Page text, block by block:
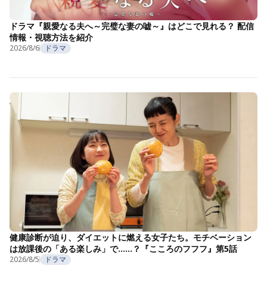
ドラマ『親愛なる夫へ～完璧な妻の嘘～』はどこで見れる？ 配信
情報・視聴方法を紹介
2026/8/6 ドラマ
健康診断が迫り、ダイエットに燃える女子たち。モチベーション
は放課後の「ある楽しみ」で……？『こころのフフフ』第5話
2026/8/5 ドラマ